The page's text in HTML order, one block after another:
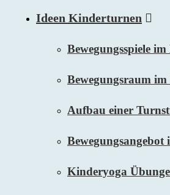
Ideen Kinderturnen
Bewegungsspiele
Bewegungsraum
Aufbau einer
Kinderyoga